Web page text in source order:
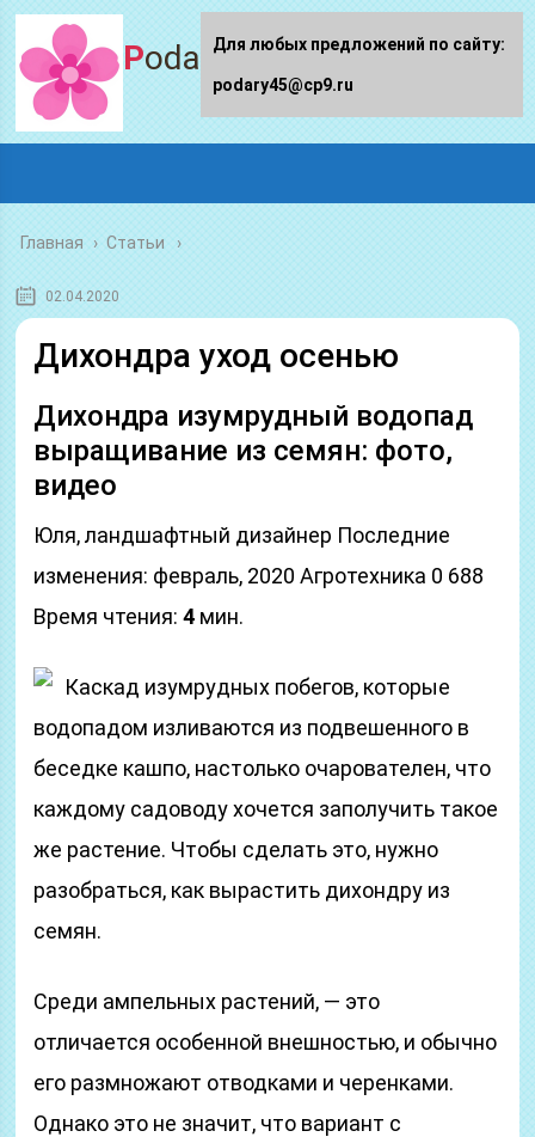
Podary45.ru
Главная › Статьи
02.04.2020
Дихондра уход осенью
Дихондра изумрудный водопад
выращивание из семян: фото,
видео
Юля, ландшафтный дизайнер Последние
изменения: февраль, 2020 Агротехника 0 688
Время чтения:4 мин.
Каскад изумрудных побегов, которые
водопадом изливаются из подвешенного в
беседке кашпо, настолько очарователен, что
каждому садоводу хочется заполучить такое
же растение. Чтобы сделать это, нужно
разобраться, как вырастить дихондру из
семян.
Среди ампельных растений, — это
отличается особенной внешностью, и обычно
его размножают отводками и черенками.
Однако это не значит, что вариант с
Для любых предложений по сайту:
podary45@cp9.ru